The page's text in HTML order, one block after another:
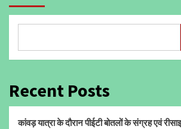
Recent Posts
कांवड़ यात्रा के दौरान पीईटी बोतलों के संग्रह एवं